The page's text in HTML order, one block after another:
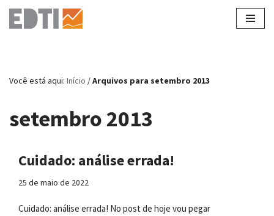
Pular
conteúdo
Você está aqui: Início /Arquivos para setembro 2013
setembro 2013
Cuidado: análise errada!
25 de maio de 2022
Cuidado: análise errada! No post de hoje vou pegar